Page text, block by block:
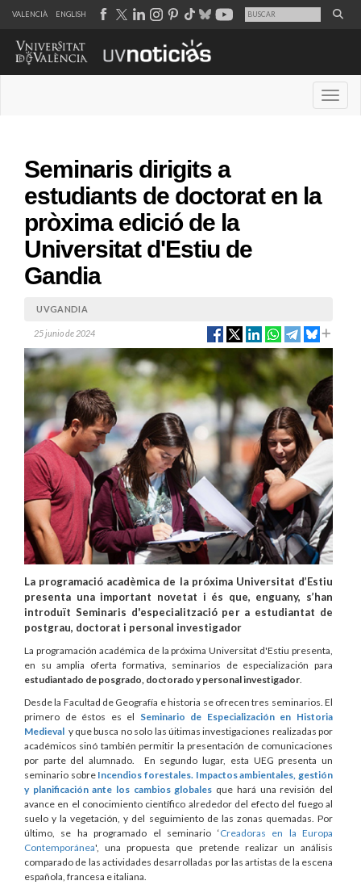
VALENCIÀ ENGLISH
Seminaris dirigits a
estudiants de doctorat en la
pròxima edició de la
Universitat d'Estiu de
Gandia
UVGANDIA
25 junio de 2024
La programació acadèmica de la próxima Universitat d’Estiu
presenta una important novetat i és que, enguany, s’han
introduït Seminaris d'especialització per a estudiantat de
postgrau, doctorat i personal investigador
La programación académica de la próxima Universitat d'Estiu presenta,
en su amplia oferta formativa, seminarios de especialización para
estudiantado de posgrado, doctorado y personal investigador
Desde la Facultad de Geografía e historia se ofrecen tres seminarios. El
primero de éstos es el Seminario de Especialización en Historia
Medieval y que busca no solo las úitimas investigaciones realizadas por
académicos sinó también permitir la presentación de comunicaciones
por parte del alumnado. En segundo lugar, esta UEG presenta un
seminario sobre Incendios forestales. Impactos ambientales, gestión
y planificación ante los cambios globales que hará una revisión del
avance en el conocimiento científico alrededor del efecto del fuego al
suelo y la vegetación, y del seguimiento de las zonas quemadas. Por
último, se ha programado el seminario ‘Creadoras en la Europa
Contemporánea', una propuesta que pretende realizar un análisis
comparado de las actividades desarrolladas por las artistas de la escena
española, francesa e italiana.